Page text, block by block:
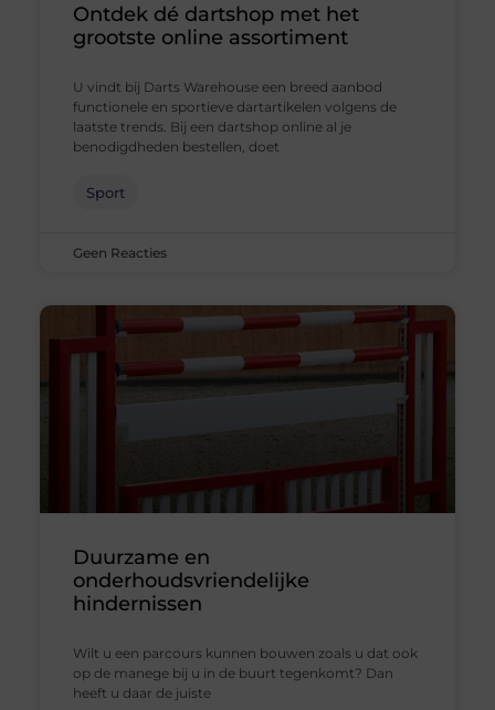
Ontdek dé dartshop met het
grootste online assortiment
U vindt bij Darts Warehouse een breed aanbod
functionele en sportieve dartartikelen volgens de
laatste trends. Bij een dartshop online al je
benodigdheden bestellen, doet
Sport
Geen Reacties
Duurzame en
onderhoudsvriendelijke
hindernissen
Wilt u een parcours kunnen bouwen zoals u dat ook
op de manege bij u in de buurt tegenkomt? Dan
heeft u daar de juiste